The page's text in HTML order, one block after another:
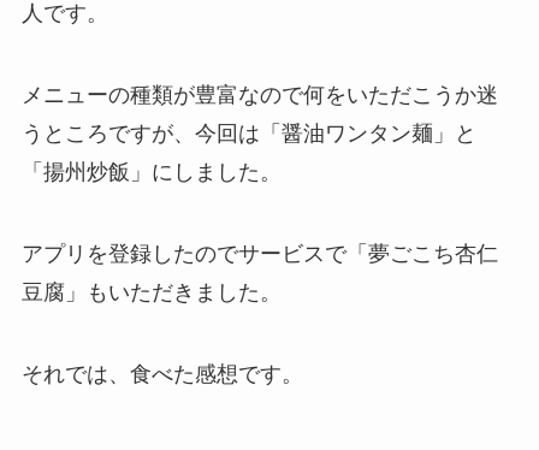
人です。
メニューの種類が豊富なので何をいただこうか迷
うところですが、今回は「醤油ワンタン麺」と
「揚州炒飯」にしました。
アプリを登録したのでサービスで「夢ごこち杏仁
豆腐」もいただきました。
それでは、食べた感想です。